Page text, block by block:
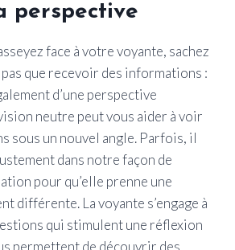
perspective
face à votre voyante, sachez
que recevoir des informations :
d’une perspective
neutre peut vous aider à voir
sous un nouvel angle. Parfois, il
dans notre façon de
pour qu’elle prenne une
différente. La voyante s’engage à
qui stimulent une réflexion
permettent de découvrir des